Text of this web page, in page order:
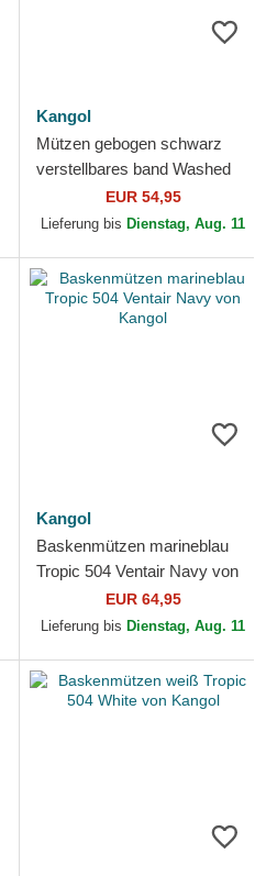
Kangol
Mützen gebogen schwarz
verstellbares band Washed
Baseball Black von Kangol
EUR 54,95
Lieferung bis Dienstag, Aug. 11
Kangol
Baskenmützen marineblau
Tropic 504 Ventair Navy von
EUR 64,95
Lieferung bis Dienstag, Aug. 11